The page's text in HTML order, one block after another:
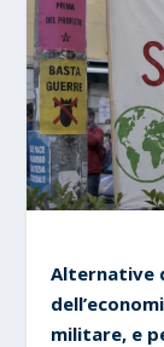
Alternative
militare, e